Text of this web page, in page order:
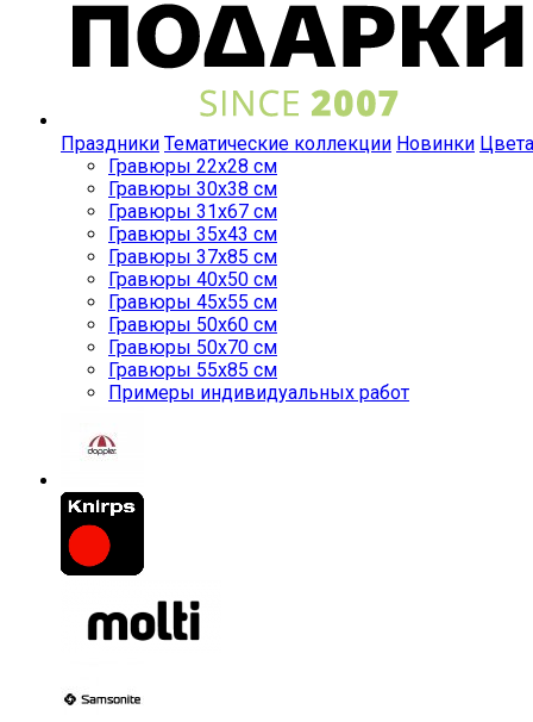
Праздники Тематические коллекции Новинки Цвета
Гравюры 22x28 см
Гравюры 30x38 см
Гравюры 31x67 см
Гравюры 35x43 см
Гравюры 37x85 см
Гравюры 40x50 см
Гравюры 45x55 см
Гравюры 50x60 см
Гравюры 50x70 см
Гравюры 55x85 см
Примеры индивидуальных работ